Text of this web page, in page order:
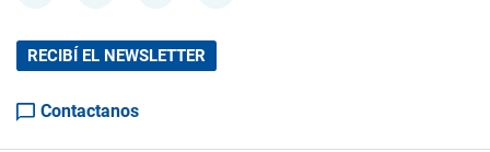
RECIBÍ EL NEWSLETTER
Contactanos